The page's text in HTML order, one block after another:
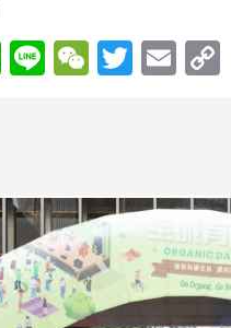
W
A
p
p
Li W
at
T E